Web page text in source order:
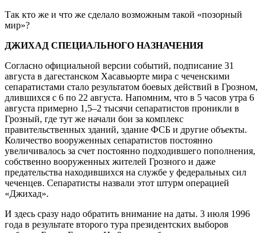
Так кто же и что же сделало возможным такой «позорный
мир»?
ДЖИХАД СПЕЦИАЛЬНОГО НАЗНАЧЕНИЯ
Согласно официальной версии событий, подписание 31
августа в дагестанском Хасавьюрте мира с чеченскими
сепаратистами стало результатом боевых действий в Грозном,
длившихся с 6 по 22 августа. Напомним, что в 5 часов утра 6
августа примерно 1,5–2 тысячи сепаратистов проникли в
Грозный, где тут же начали бои за комплекс
правительственных зданий, здание ФСБ и другие объекты.
Количество вооруженных сепаратистов постоянно
увеличивалось за счет постоянно подходившего пополнения,
собственно вооруженных жителей Грозного и даже
предательства находившихся на службе у федеральных сил
чеченцев. Сепаратисты назвали этот штурм операцией
«Джихад».
И здесь сразу надо обратить внимание на даты. 3 июля 1996
года в результате второго тура президентских выборов